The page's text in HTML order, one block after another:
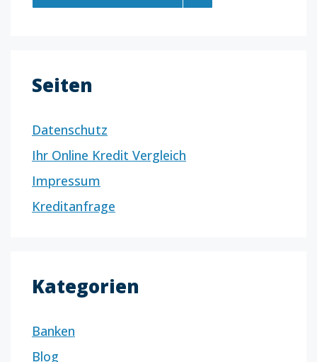
Seiten
Datenschutz
Ihr Online Kredit Vergleich
Impressum
Kreditanfrage
Kategorien
Banken
Blog